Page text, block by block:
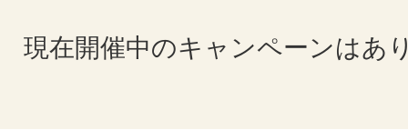
現在開催中のキャンペーンはあ